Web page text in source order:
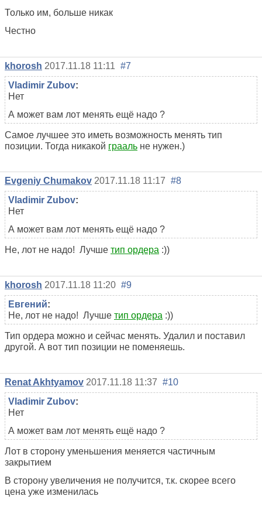
Только им, больше никак
Честно
khorosh 2017.11.18 11:11 #7
Vladimir Zubov:
Нет
А может вам лот менять ещё надо ?
Самое лучшее это иметь возможность менять тип
позиции. Тогда никакой грааль не нужен.)
Evgeniy Chumakov 2017.11.18 11:17 #8
Vladimir Zubov:
Нет
А может вам лот менять ещё надо ?
Не, лот не надо! Лучше тип ордера :))
khorosh 2017.11.18 11:20 #9
Евгений:
Не, лот не надо! Лучше тип ордера :))
Тип ордера можно и сейчас менять. Удалил и поставил
другой. А вот тип позиции не поменяешь.
Renat Akhtyamov 2017.11.18 11:37 #10
Vladimir Zubov:
Нет
А может вам лот менять ещё надо ?
Лот в сторону уменьшения меняется частичным
закрытием
В сторону увеличения не получится, т.к. скорее всего
цена уже изменилась